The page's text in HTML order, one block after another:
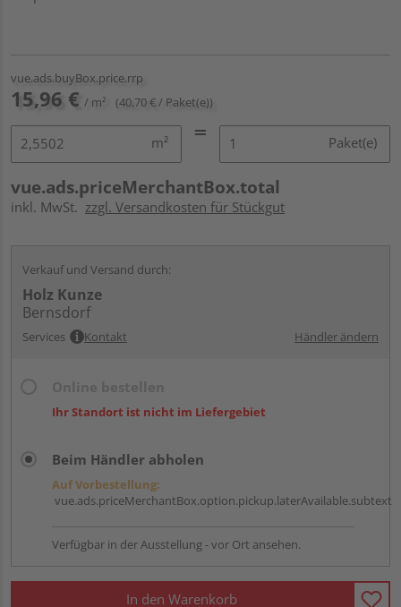
vue.ads.buyBox.price.rrp
15,96 € / m² (40,70 € / Paket(e))
m² Paket(e)
vue.ads.priceMerchantBox.total
inkl. MwSt. zzgl. Versandkosten für Stückgut
Verkauf und Versand durch:
Holz Kunze
Bernsdorf
Services Kontakt Händler ändern
Ihr Standort ist nicht im Liefergebiet
Beim Händler abholen
Auf Vorbestellung:
vue.ads.priceMerchantBox.option.pickup.laterAvailable.subtext
Verfügbar in der Ausstellung - vor Ort ansehen.
In den Warenkorb